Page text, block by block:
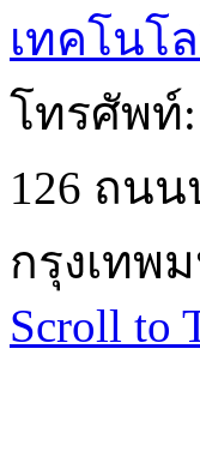
เทคโนโ
โทรศัพท์:
126 ถน
กรุงเทพ
Scroll to